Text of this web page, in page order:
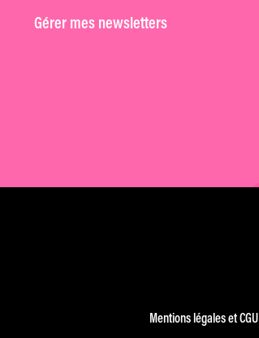
Gérer mes newsletters
Mentions légales et CGU